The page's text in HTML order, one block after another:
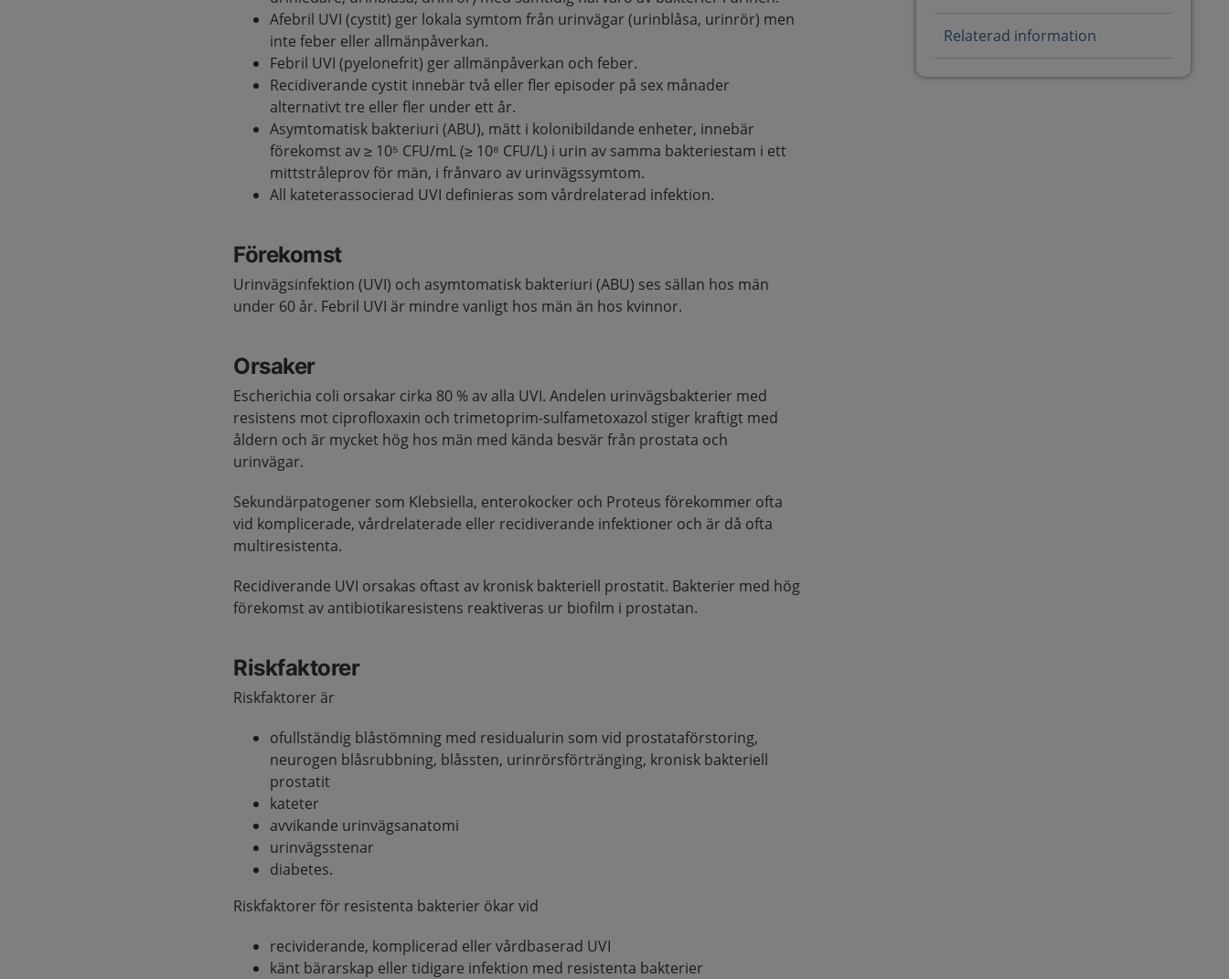
Afebril UVI (cystit) ger lokala symtom från urinvägar (urinblåsa, urinrör) men
inte feber eller allmänpåverkan.
Febril UVI (pyelonefrit) ger allmänpåverkan och feber.
Recidiverande cystit innebär två eller fler episoder på sex månader
alternativt tre eller fler under ett år.
Asymtomatisk bakteriuri (ABU), mätt i kolonibildande enheter, innebär
förekomst av ≥ 10⁵ CFU/mL (≥ 10⁸ CFU/L) i urin av samma bakteriestam i ett
mittstråleprov för män, i frånvaro av urinvägssymtom.
All kateterassocierad UVI definieras som vårdrelaterad infektion.
Förekomst
Urinvägsinfektion (UVI) och asymtomatisk bakteriuri (ABU) ses sällan hos män
under 60 år. Febril UVI är mindre vanligt hos män än hos kvinnor.
Orsaker
Escherichia coli orsakar cirka 80 % av alla UVI. Andelen urinvägsbakterier med
resistens mot ciprofloxaxin och trimetoprim-sulfametoxazol stiger kraftigt med
åldern och är mycket hög hos män med kända besvär från prostata och
urinvägar.
Sekundärpatogener som Klebsiella, enterokocker och Proteus förekommer ofta
vid komplicerade, vårdrelaterade eller recidiverande infektioner och är då ofta
multiresistenta.
Recidiverande UVI orsakas oftast av kronisk bakteriell prostatit. Bakterier med hög
förekomst av antibiotikaresistens reaktiveras ur biofilm i prostatan.
Riskfaktorer
Riskfaktorer är
ofullständig blåstömning med residualurin som vid prostataförstoring,
neurogen blåsrubbning, blåssten, urinrörsförtränging, kronisk bakteriell
prostatit
kateter
avvikande urinvägsanatomi
urinvägsstenar
diabetes.
Riskfaktorer för resistenta bakterier ökar vid
recividerande, komplicerad eller vårdbaserad UVI
känt bärarskap eller tidigare infektion med resistenta bakterier
Relaterad information